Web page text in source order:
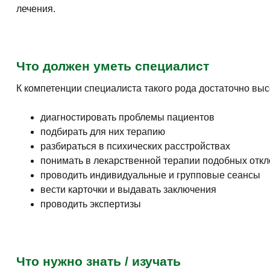
лечения.
Что должен уметь специалист
К компетенции специалиста такого рода достаточно
диагностировать проблемы пациентов
подбирать для них терапию
разбираться в психических расстройствах
понимать в лекарственной терапии подобных
проводить индивидуальные и групповые сеансы
вести карточки и выдавать заключения
проводить экспертизы
Что нужно знать / изучать